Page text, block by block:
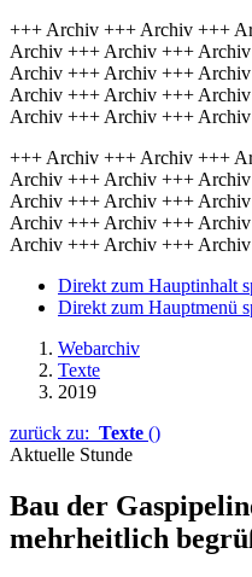
+++ Archiv +++ Archiv +++
Archiv +++ Archiv +++
Archiv +++ Archiv +++
Archiv +++ Archiv +++
Archiv +++ Archiv +++
+++ Archiv +++ Archiv +++
Archiv +++ Archiv +++
Archiv +++ Archiv +++
Archiv +++ Archiv +++
Archiv +++ Archiv +++
Direkt zum Hauptinhalt
Direkt zum Hauptmenü
Webarchiv
Texte
2019
zurück zu: Texte ()
Aktuelle Stunde
Bau der
mehr­heit­lich